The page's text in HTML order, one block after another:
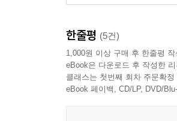
한줄평 (5건)
1,000원 이상 구매 후 한줄평 작
eBook은 다운로드 후 작성한
클래스는 첫번째 회차 주문확
eBook 페이백, CD/LP, DVD/